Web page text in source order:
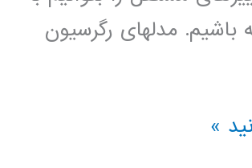
باشیم. مدلهای رگرسیون
»